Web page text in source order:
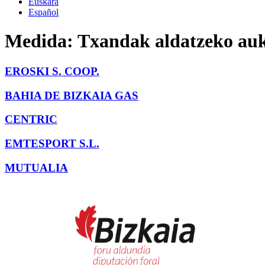
Español
Medida: Txandak aldatzeko
EROSKI S. COOP.
BAHIA DE BIZKAIA GAS
CENTRIC
EMTESPORT S.L.
MUTUALIA